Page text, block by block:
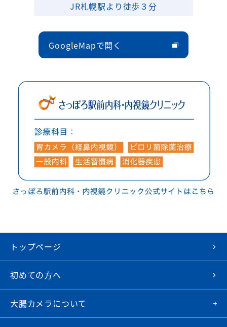
JR札幌駅より徒歩３分
GoogleMapで開く
トップページ
初めての方へ
大腸カメラについて